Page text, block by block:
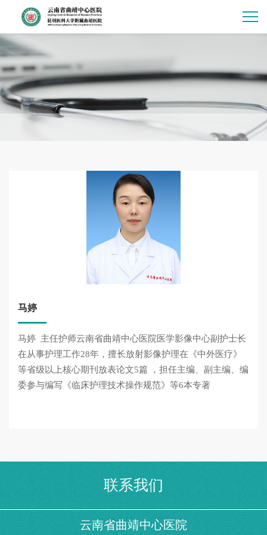
马婷
马婷 主任护师云南省曲靖中心医院医学影像中心副护士长
在从事护理工作28年，擅长放射影像护理在《中外医疗》
等省级以上核心期刊放表论文5篇 ，担任主编、副主编、编
委参与编写《临床护理技术操作规范》等6本专著
联系我们
云南省曲靖中心医院